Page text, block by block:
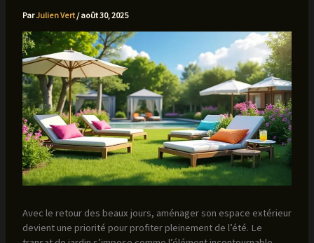
ParJulien Vert /août 30, 2025
Avec le retour des beaux jours, aménager son espace extérieur
devient une priorité pour profiter pleinement de l’été. Le